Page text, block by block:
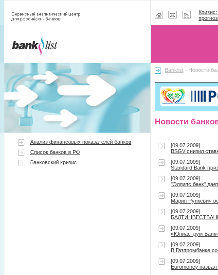
Анализ финансовых показателей банков
Список банков в РФ
Банковский кризис
Banklist - Новости
Новости
[09.07.2009]
BSGV снизил
[09.07.2009]
Standard Bank
[09.07.2009]
"Эллипс банк"
[09.07.2009]
Мария Рункевич
[09.07.2009]
БАЛТИНВЕСТБАНК
[09.07.2009]
«Юниаструм
[09.07.2009]
В Газпромбанке
[09.07.2009]
Euromoney